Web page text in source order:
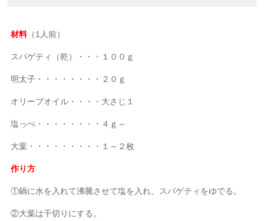
材料（1人前）
スパゲティ（乾）・・・１００ｇ
明太子・・・・・・・・２０ｇ
オリーブオイル・・・・大さじ１
塩っぺ・・・・・・・・４ｇ～
大葉・・・・・・・・・１～２枚
作り方
①鍋に水を入れて沸騰させて塩を入れ、スパゲティをゆでる。
②大葉は千切りにする。